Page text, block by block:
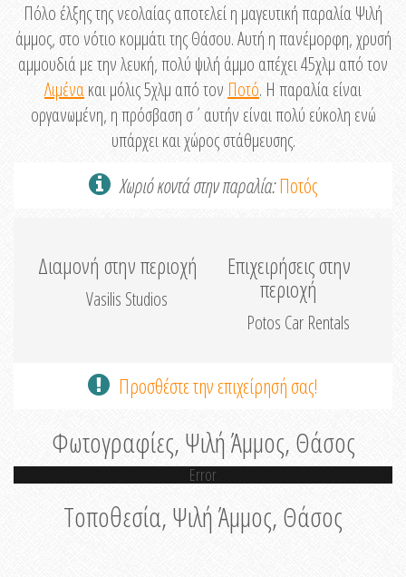
Πόλο έλξης της νεολαίας αποτελεί η μαγευτική παραλία Ψιλή
άμμος, στο νότιο κομμάτι της Θάσου. Αυτή η πανέμορφη, χρυσή
αμμουδιά με την λευκή, πολύ ψιλή άμμο απέχει 45χλμ από τον
Λιμένακαι μόλις 5χλμ από τον Ποτό. Η παραλία είναι
οργανωμένη, η πρόσβαση σ΄αυτήν είναι πολύ εύκολη ενώ
υπάρχει και χώρος στάθμευσης.
Χωριό κοντά στην παραλία:Ποτός
Διαμονή στην περιοχή
Vasilis Studios
Επιχειρήσεις στην
περιοχή
Potos Car Rentals
Προσθέστε την επιχείρησή σας!
Φωτογραφίες, Ψιλή Άμμος, Θάσος
Error
Τοποθεσία, Ψιλή Άμμος, Θάσος